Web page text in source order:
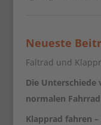
Neueste
Faltrad und
Die Unterschiede
normalen Fahrrad
Klapprad fahren